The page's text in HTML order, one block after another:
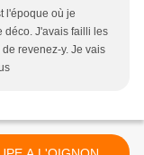
l'époque où je
déco. J'avais failli les
revenez-y. Je vais